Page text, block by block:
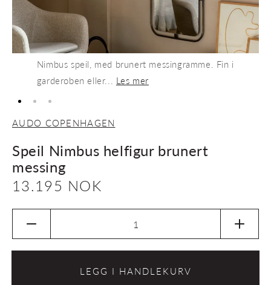
Nimbus speil, med brunert messingramme. Fin i
garderoben eller... Les mer
AUDO COPENHAGEN
Speil Nimbus helfigur brunert
messing
Vanlig
pris
13.195 NOK
antallet
for
Øk
for
LEGG I HANDLEKURV